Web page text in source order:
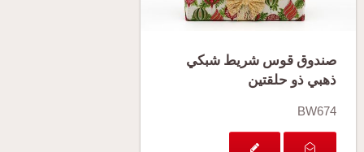
صندوق قوس شريط شبكي
ذهبي ذو حلقتين
BW674